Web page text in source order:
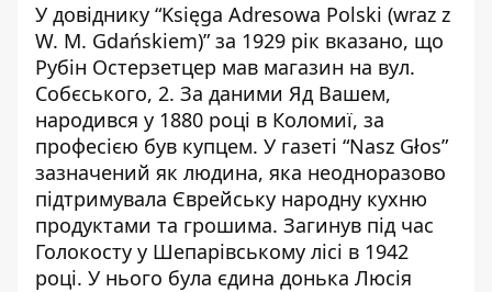
У довіднику “Księga Adresowa Polski (wraz z
W. M. Gdańskiem)” за 1929 рік вказано, що
Рубін Остерзетцер мав магазин на вул.
Собєського, 2. За даними Яд Вашем,
народився у 1880 році в Коломиї, за
професією був купцем. У газеті “Nasz Głos”
зазначений як людина, яка неодноразово
підтримувала Єврейську народну кухню
продуктами та грошима. Загинув під час
Голокосту у Шепарівському лісі в 1942
році. У нього була єдина донька Люсія